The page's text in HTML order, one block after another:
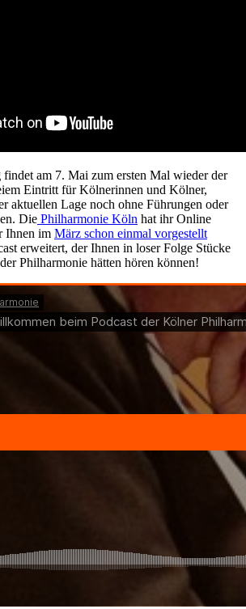
findet am 7. Mai zum ersten Mal wieder der
Eintritt für Kölnerinnen und Kölner,
aktuellen Lage noch ohne Führungen oder
Die Philharmonie Köln hat ihr Online
Ihnen im März schon einmal vorgestellt
erweitert, der Ihnen in loser Folge Stücke
Philharmonie hätten hören können!